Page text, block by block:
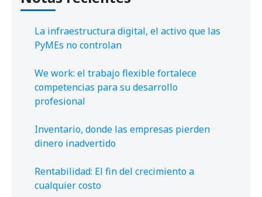
La infraestructura digital, el activo que las
PyMEs no controlan
We work: el trabajo flexible fortalece
competencias para su desarrollo
profesional
Inventario, donde las empresas pierden
dinero inadvertido
Rentabilidad: El fin del crecimiento a
cualquier costo